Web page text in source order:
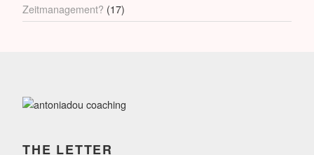
Zeitmanagement? (17)
THE LETTER